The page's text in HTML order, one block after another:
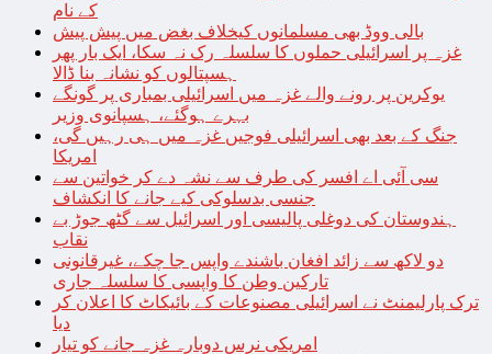
کے نام
بالی ووڈ بھی مسلمانوں کیخلاف بغض میں پیش پیش
غزہ پر اسرائیلی حملوں کا سلسلہ رک نہ سکا، ایک بار پھر
ہسپتالوں کو نشانہ بنا ڈالا
یوکرین پر رونے والے غزہ میں اسرائیلی بمباری پر گونگے
بہرے ہوگئے، ہسپانوی وزیر
جنگ کے بعد بھی اسرائیلی فوجیں غزہ میں ہی رہیں گی،
امریکا
سی آئی اے افسر کی طرف سے نشہ دے کر خواتین سے
جنسی بدسلوکی کیے جانے کا انکشاف
ہندوستان کی دوغلی پالیسی اور اسرائیل سے گٹھ جوڑ بے
نقاب
دو لاکھ سے زائد افغان باشندے واپس جا چکے، غیرقانونی
تارکین وطن کا واپسی کا سلسلہ جاری
ترک پارلیمنٹ نے اسرائیلی مصنوعات کے بائیکاٹ کا اعلان کر
دیا
امریکی نرس دوبارہ غزہ جانے کو تیار